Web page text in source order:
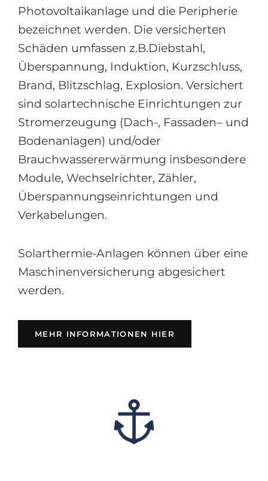
Photovoltaikanlage und die Peripherie
bezeichnet werden. Die versicherten
Schäden umfassen z.B.Diebstahl,
Überspannung, Induktion, Kurzschluss,
Brand, Blitzschlag, Explosion. Versichert
sind solartechnische Einrichtungen zur
Stromerzeugung (Dach-, Fassaden– und
Bodenanlagen) und/oder
Brauchwassererwärmung insbesondere
Module, Wechselrichter, Zähler,
Überspannungseinrichtungen und
Verkabelungen.
Solarthermie-Anlagen können über eine
Maschinenversicherung abgesichert
werden.
MEHR INFORMATIONEN HIER